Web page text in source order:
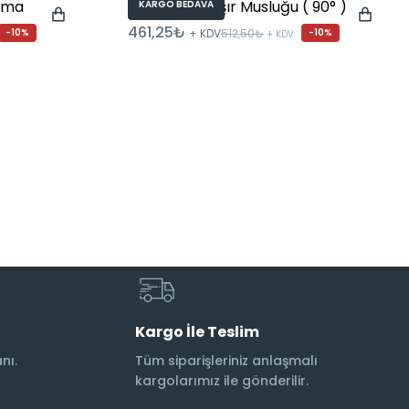
-10%
KARGO BEDAVA
Filtreli Çamaşır Musluğu ( 90° )
A45228
461,25₺ + KDV512,50₺ + KDV -10%
Kargo İle Teslim
Tüm siparişleriniz anlaşmalı
kargolarımız ile gönderilir.